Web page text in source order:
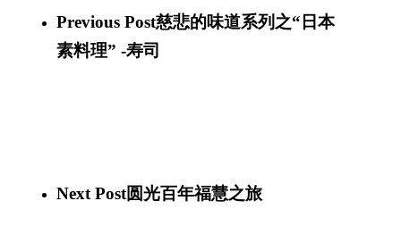
Previous Post慈悲的味道系列之“日本
素料理” -寿司
Next Post圆光百年福慧之旅